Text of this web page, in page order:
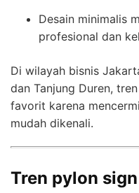
Desain minimalis
profesional dan
Di wilayah bisnis
dan Tanjung Duren,
favorit karena
mudah dikenali.
Tren pylon